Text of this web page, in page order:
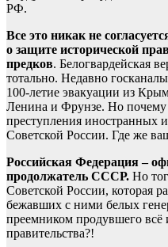
РФ.
Все это никак не
о защите исторической
предков. Белогвардейская
тотально. Недавно
100-летие эвакуации из
Ленина и Фрунзе. Но почему
преступления иностранных
Советской России. Где же
Российская Федерация –
продолжатель СССР. Но
Советской России, которая
бежавших с ними белых
преемником продувшего всё
правительства?!